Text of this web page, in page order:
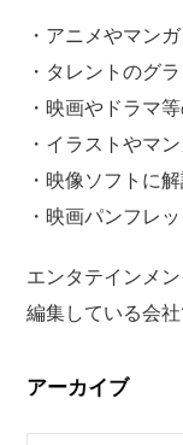
・アニメやマン
・タレントのグ
・映画やドラマ
・イラストやマ
・映像ソフトに
・映画パンフレ
エンタテインメ
編集している会社
アーカイブ